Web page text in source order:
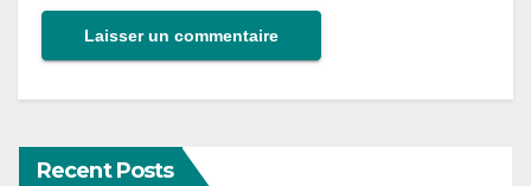
Recent Posts